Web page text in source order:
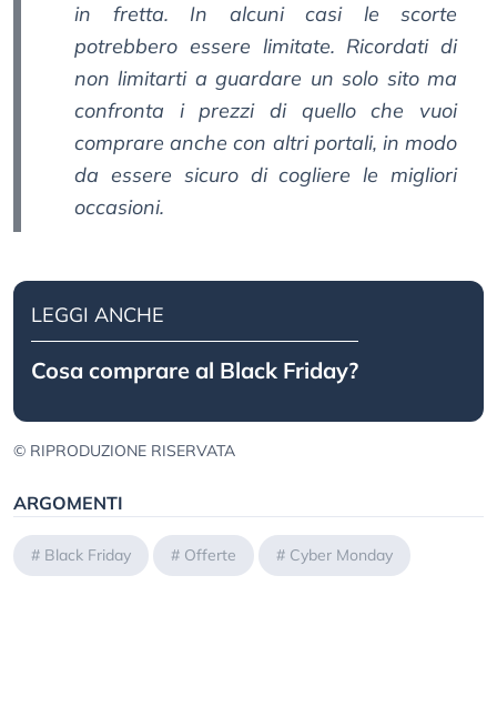
in fretta. In alcuni casi le scorte
potrebbero essere limitate. Ricordati di
non limitarti a guardare un solo sito ma
confronta i prezzi di quello che vuoi
comprare anche con altri portali, in modo
da essere sicuro di cogliere le migliori
occasioni.
LEGGI ANCHE
Cosa comprare al Black Friday?
© RIPRODUZIONE RISERVATA
ARGOMENTI
# Black Friday # Offerte # Cyber Monday